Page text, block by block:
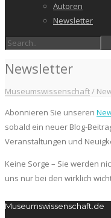
Autoren
Newsletter
Newsletter
Museumswissenschaft/
Abonnieren Sie unseren
sobald ein neuer Blog-
Veranstaltungen und
Keine Sorge – Sie werden
uns nur bei den wirklich
Museumswissenschaft.de